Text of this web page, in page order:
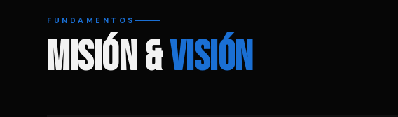
FUNDAMENTOS
MISIÓN &VISIÓN